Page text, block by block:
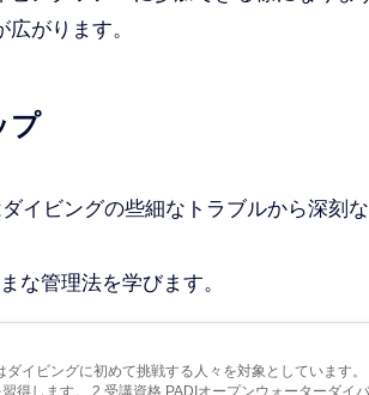
がります。
プ
ダイビングの些細なトラブルから深刻
な管理法を学びます。
イビングに初めて挑戦する人々を対象としています
得します。 2.受講資格 PADIオープンウォーターダイ